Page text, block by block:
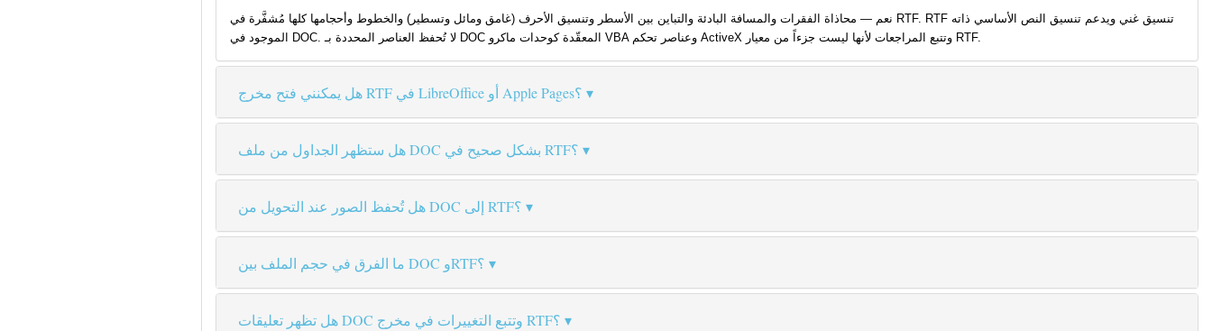
نعم — محاذاة الفقرات والمسافة البادئة والتباين بين الأسطر وتنسيق الأحرف (غامق ومائل وتسطير) والخطوط وأحجامها كلها مُشفَّرة في RTF. RTF تنسيق غني ويدعم تنسيق النص الأساسي ذاته
الموجود في DOC. لا تُحفظ العناصر المحددة بـ DOC المعقّدة كوحدات ماكرو VBA وعناصر تحكم ActiveX وتتبع المراجعات لأنها ليست جزءاً من معيار RTF.
هل يمكنني فتح مخرج RTF في LibreOffice أو Apple Pages؟
هل ستظهر الجداول من ملف DOC بشكل صحيح في RTF؟
هل تُحفظ الصور عند التحويل من DOC إلى RTF؟
ما الفرق في حجم الملف بين DOC وRTF؟
هل تظهر تعليقات DOC وتتبع التغييرات في مخرج RTF؟